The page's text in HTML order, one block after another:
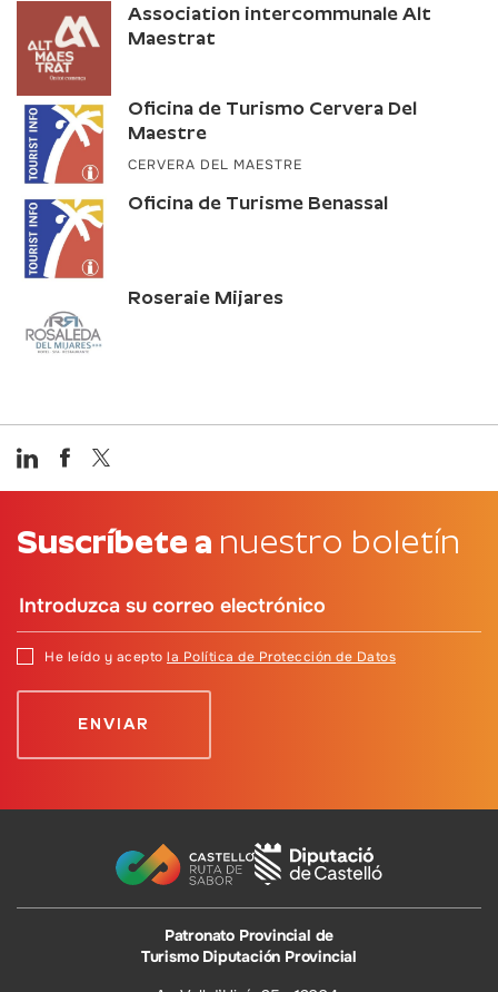
Association intercommunale Alt
Maestrat
Oficina de Turismo Cervera Del
Maestre
CERVERA DEL MAESTRE
Oficina de Turisme Benassal
Roseraie Mijares
Suscríbete a nuestro boletín
He leído y acepto la Política de Protección de Datos
Patronato Provincial de
Turismo Diputación Provincial